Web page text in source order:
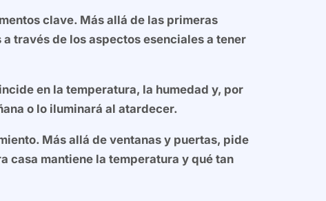
clave. Más allá de las primeras
través de los aspectos esenciales a tener
en la temperatura, la humedad y, por
o lo iluminará al atardecer.
Más allá de ventanas y puertas, pide
casa mantiene la temperatura y qué tan